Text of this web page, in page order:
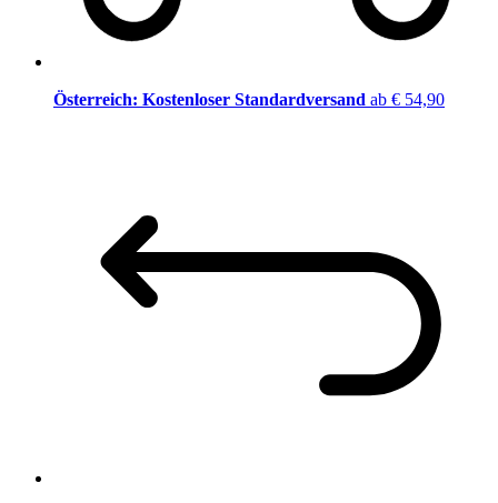
Österreich: Kostenloser Standardversand ab € 54,90